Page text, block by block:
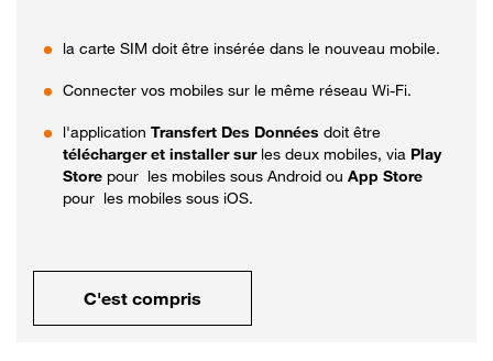
la carte SIM doit être insérée dans le nouveau mobile.
Connecter vos mobiles sur le même réseau Wi-Fi.
l'application Transfert Des Données doit être
télécharger et installer sur les deux mobiles, via Play
Store pour les mobiles sous Android ou App Store
pour les mobiles sous iOS.
C'est compris